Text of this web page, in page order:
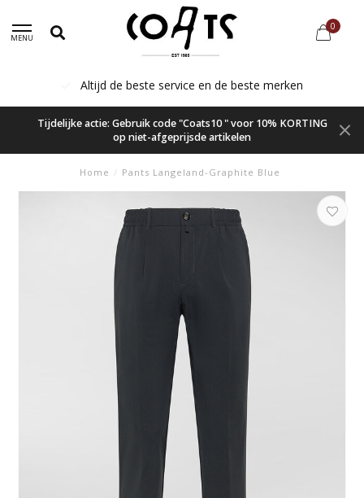
MENU
0
Altijd de beste service en de beste merken
Tijdelijke actie: Gebruik code "Coats10 " voor 10% KORTING
op niet-afgeprijsde artikelen
Home / Pants Langeland-Graphite Blue